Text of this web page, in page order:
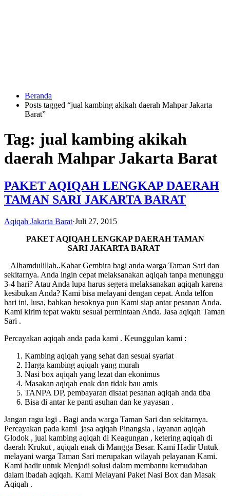
HUBUNGI
KAMI
0823
1246
Beranda
Posts tagged “jual kambing akikah daerah Mahpar Jakarta
Barat”
Tag: jual kambing akikah
daerah Mahpar Jakarta Barat
PAKET AQIQAH LENGKAP DAERAH
TAMAN SARI JAKARTA BARAT
Aqiqah Jakarta Barat·Juli 27, 2015
PAKET AQIQAH LENGKAP DAERAH TAMAN
SARI JAKARTA BARAT
Alhamdulillah..Kabar Gembira bagi anda warga Taman Sari dan
sekitarnya. Anda ingin cepat melaksanakan aqiqah tanpa menunggu
3-4 hari? Atau Anda lupa harus segera melaksanakan aqiqah karena
kesibukan Anda? Kami bisa melayani dengan cepat. Anda telfon
hari ini, lusa, bahkan besoknya pun Kami siap antar pesanan Anda.
Kami kirim tepat waktu sesuai permintaan Anda. Jasa aqiqah Taman
Sari .
Percayakan aqiqah anda pada kami . Keunggulan kami :
Kambing aqiqah yang sehat dan sesuai syariat
Harga kambing aqiqah yang murah
Nasi box aqiqah yang lezat dan ekonimus
Masakan aqiqah enak dan tidak bau amis
TANPA DP, pembayaran disaat pesanan aqiqah anda tiba
Bisa di antar ke panti asuhan dan ke yayasan .
Jangan ragu lagi . Bagi anda warga Taman Sari dan sekitarnya.
Percayakan pada kami jasa aqiqah Pinangsia , layanan aqiqah
Glodok , jual kambing aqiqah di Keagungan , ketering aqiqah di
daerah Krukut , aqiqah enak di Mangga Besar. Kami Hadir Untuk
melayani warga Taman Sari merupakan wilayah pelayanan Kami.
Kami hadir untuk Menjadi solusi dalam membantu kemudahan
dalam ibadah aqiqah. Kami Melayani Paket Nasi Box dan Masak
Aqiqah .